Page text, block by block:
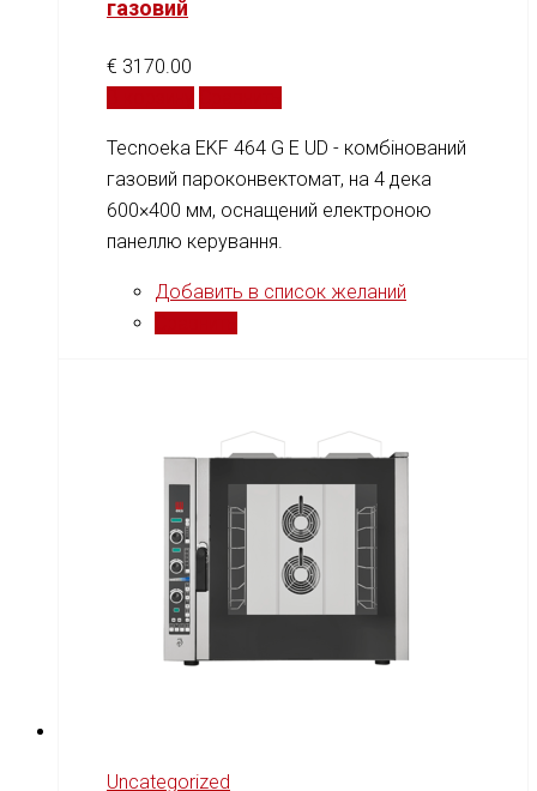
газовий
€ 3170.00
Tecnoeka EKF 464 G E UD - комбінований
газовий пароконвектомат, на 4 дека
600×400 мм, оснащений електроною
панеллю керування.
Добавить в список желаний
Uncategorized